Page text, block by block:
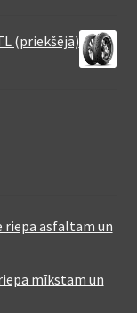
(priekšējā)
riepa asfaltam un
mīkstam un